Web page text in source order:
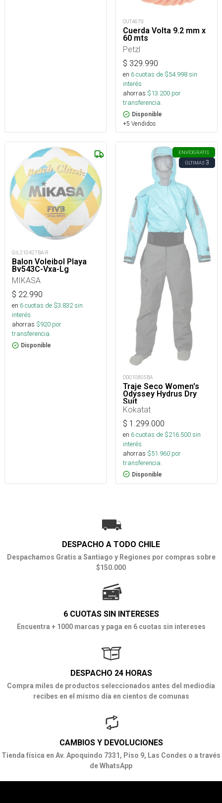
OUT4679
Cuerda Volta 9.2 mm x
60 mts
Petzl
$ 329.990
en 6cuotas de $54.998sin
interés
ahorras $13.200 por
transferencia.
Disponible
+5 Vendidos
GIL210427BA-R
Balon Voleibol Playa
Bv543C-Vxa-Lg
MIKASA
$ 22.990
en 6cuotas de $3.832sin
interés
ahorras $920 por
transferencia.
Disponible
ENVÍOGRATIS
ÚLTIMAS3
OD010805BA
Traje Seco Women's
Odyssey Hydrus Dry
Suit
Kokatat
$ 1.299.000
en 6cuotas de $216.500sin
interés
ahorras $51.960 por
transferencia.
Disponible
DESPACHO A TODO CHILE
Despachamos Gratis a Santiago y Regiones por compras sobre
$150.000
6 CUOTAS SIN INTERESES
Encuentra + 1000 marcas y paga en 6 cuotas sin intereses
DESPACHO 24 HORAS
Compra miles de productos seleccionados antes del mediodía
recibes en el mismo día en cientos de comunas
CAMBIOS Y DEVOLUCIONES
Tienda física en Av. Apoquindo 7331, Piso 9, Las Condes o a través
de WhatsApp